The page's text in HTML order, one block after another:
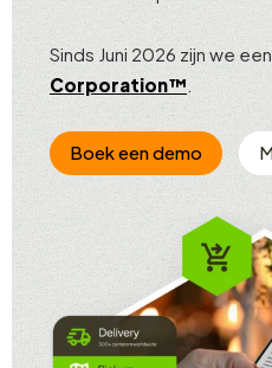
Sinds Juni 2026 zijn we een
Corporation™.
Boek een demo